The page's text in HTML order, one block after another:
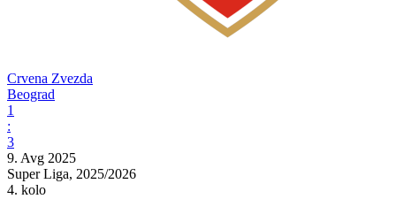
Crvena Zvezda
Beograd
1
:
3
9. Avg 2025
Super Liga, 2025/2026
4. kolo